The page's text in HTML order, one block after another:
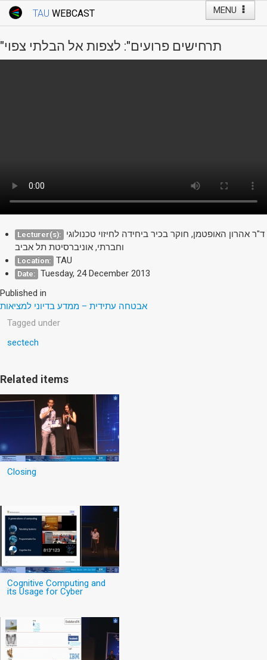
MENU
TAU WEBCAST
Webcast: Courses
Tel Aviv University
"תרחישים פרועים": לצפות אל הבלתי צפוי
Lecturer(s):
ד"ר אהרון האופטמן, חוקר בכיר ביחידה לחיזוי טכנולוגי
וחברתי, אוניברסיטת תל אביב
Location: TAU
Date: Tuesday, 24 December 2013
Published in
אבטחה עתידית – ממדע בדיוני למציאות
Tagged under
sectech
Related items
Closing
Cognitive Computing and
its Usage for Cyber